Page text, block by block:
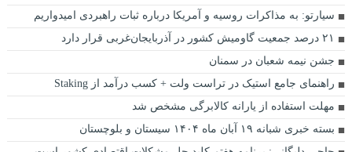
سیارتو: به مذاکرات روسیه و آمریکا درباره ثبات راهبردی امیدواریم
۲۱ درصد جمعیت گاومیش کشور در آذربایجان‌غربی قرار دارد
جشن نیمه شعبان در سمنان
راهنمای جامع استیک در تراست ولت + کسب درآمد از Staking
مهلت استفاده از یارانه کالابرگی مشخص شد
بسته خبری شبانه ۱۹ آبان ماه ۱۴۰۴ سیستان و بلوچستان